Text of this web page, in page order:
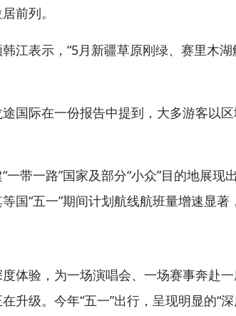
前列。
表示，“5月新疆草原刚绿、赛里木湖
际在一份报告中提到，大多游客以区
带一路”国家及部分“小众”目的地展现
国“五一”期间计划航线航班量增速显著
验，为一场演唱会、一场赛事奔赴一
升级。今年“五一”出行，呈现明显的“